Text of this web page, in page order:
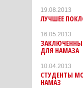
19.08.2013
ЛУЧШЕЕ
16.05.2013
ДЛЯ НАМАЗА
10.04.2013
СТУДЕНТЫ
НАМАЗ